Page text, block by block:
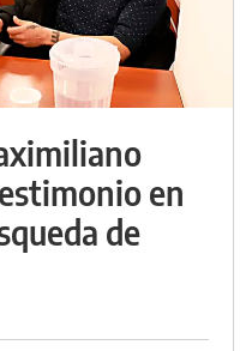
en
de